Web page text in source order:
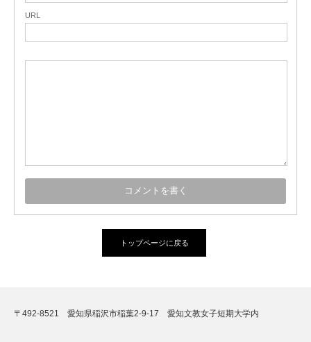
URL
トップページに戻る
〒492-8521 愛知県稲沢市稲葉2-9-17 愛知文教女子短期大学内